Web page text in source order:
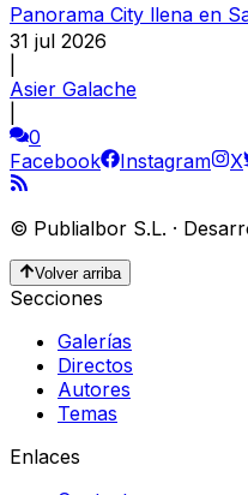
Panorama City llena en
31 jul 2026
Asier Galache
0
Facebook
Instagram X
© Publialbor S.L. ·
Volver arriba
Secciones
Galerías
Directos
Autores
Temas
Enlaces